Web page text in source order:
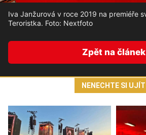
Iva Janžurová v roce 2019 na premiéře
Teroristka. Foto: Nextfoto
Zpět na článek
NENECHTE SI UJÍT